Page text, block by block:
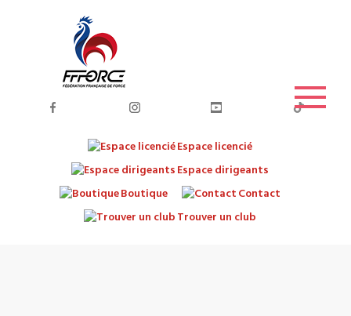
Espace licencié
Espace dirigeants
Boutique
Contact
Trouver un club